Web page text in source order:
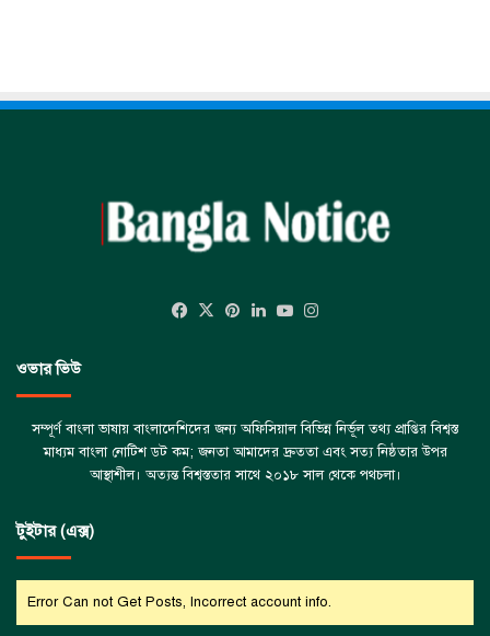
Facebook
X Pinterest
LinkedInYouTube
ওভার ভিউ
সম্পূর্ণ বাংলা ভাষায় বাংলাদেশিদের জন্য অফিসিয়াল বিভিন্ন নির্ভূল তথ্য প্রাপ্তির বিশ্বস্ত
মাধ্যম বাংলা নোটিশ ডট কম; জনতা আমাদের দ্রুততা এবং সত্য নিষ্ঠতার উপর
আস্থাশীল। অত্যন্ত বিশ্বস্ততার সাথে ২০১৮ সাল থেকে পথচলা।
টুইটার (এক্স)
Error Can not Get Posts, Incorrect account info.